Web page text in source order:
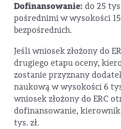
Dofinansowanie: do 25
pośrednimi w wysokości
bezpośrednich.
Jeśli wniosek złożony do
drugiego etapu oceny,
zostanie przyznany
naukową w wysokości 6
wniosek złożony do ERC
dofinansowanie,
tys. zł.